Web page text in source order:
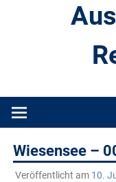
Produkttests und
Wiesensee –
Veröffentlicht am 10.